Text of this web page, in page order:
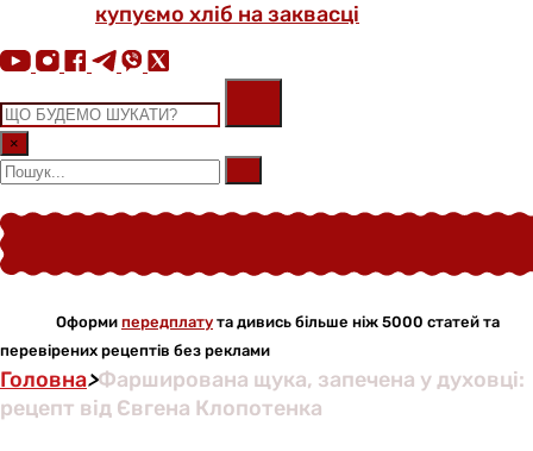
купуємо хліб на заквасці
×
Оформи передплату та дивись більше ніж 5000 статей та
перевірених рецептів без реклами
Головна>Фарширована щука, запечена у духовці:
рецепт від Євгена Клопотенка